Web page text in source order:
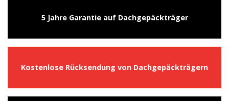
5 Jahre Garantie auf Dachgepäckträger
Kostenlose Rücksendung von Dachgepäckträgern